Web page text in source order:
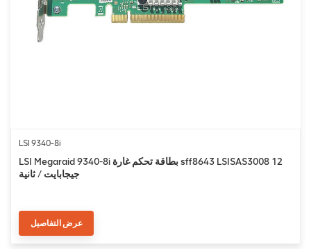
LSI 9340-8i
LSI Megaraid 9340-8i بطاقة تحكم غارة sff8643 LSISAS3008 12
جيجابايت / ثانية
عرض التفاصيل